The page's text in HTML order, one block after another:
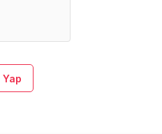
Yap